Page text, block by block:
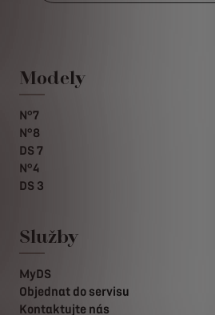
Modely
N°7
N°8
DS 7
N°4
DS 3
Služby
MyDS
Objednat do servisu
Kontaktujte nás